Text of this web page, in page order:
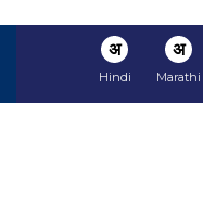
अ
Hindi
अ
Marathi